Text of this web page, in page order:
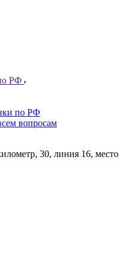
РФ
по РФ
вопросам
30, линия 16, место